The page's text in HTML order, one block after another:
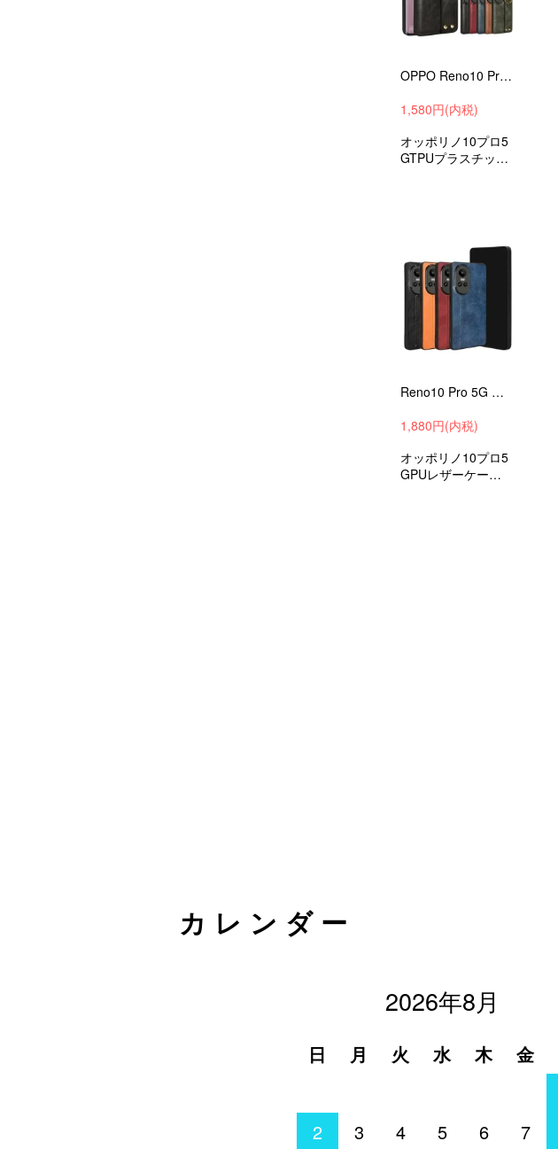
OPPO Reno10 Pro 5G PUレザー 落下防止 ネックストラップ スマホショルダー オッポ リノ10 プロ 5G 持ち手 ベルト 落下防止ベルト
1,580円(内税)
オッポリノ10プロ5
GTPUプラスチック
Reno10 Pro 5G ケース 耐衝撃 カバー TPU+PUレザー シンプル OPPO オッポ リノ10 プロ 5G ストラップ穴
1,880円(内税)
オッポリノ10プロ5
GPUレザーケース/
カレンダー
2026年8月
日 月 火 水 木 金
2
3 4 5 6 7